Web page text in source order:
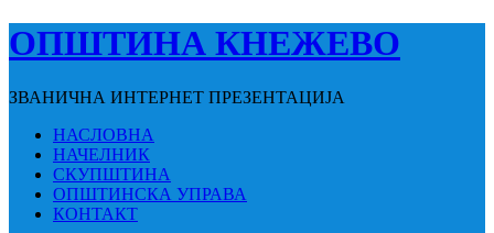
ОПШТИНА КНЕЖЕВО
ЗВАНИЧНА ИНТЕРНЕТ ПРЕЗЕНТАЦИЈА
НАСЛОВНА
НАЧЕЛНИК
СКУПШТИНА
ОПШТИНСКА УПРАВА
КОНТАКТ